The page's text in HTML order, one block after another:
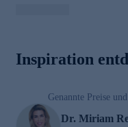
Inspiration
Kosmetik
/
00:39
Genannte Preise
Dr. Miriam